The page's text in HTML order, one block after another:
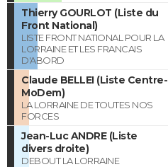
Thierry GOURLOT (Liste du
Front National)
LISTE FRONT NATIONAL POUR LA
LORRAINE ET LES FRANCAIS
D'ABORD
Claude BELLEI (Liste Centre-
MoDem)
LA LORRAINE DE TOUTES NOS
FORCES
Jean-Luc ANDRE (Liste
divers droite)
DEBOUT LA LORRAINE